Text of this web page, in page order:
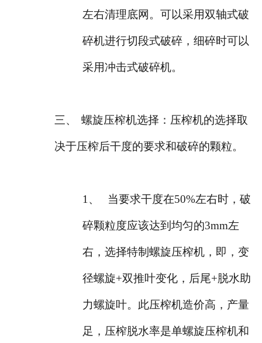
左右清理底网。可以采用双轴式破
碎机进行切段式破碎，细碎时可以
采用冲击式破碎机。
三、 螺旋压榨机选择：压榨机的选择取
决于压榨后干度的要求和破碎的颗粒。
1、 当要求干度在50%左右时，破
碎颗粒度应该达到均匀的3mm左
右，选择特制螺旋压榨机，即，变
径螺旋+双推叶变化，后尾+脱水助
力螺旋叶。此压榨机造价高，产量
足，压榨脱水率是单螺旋压榨机和